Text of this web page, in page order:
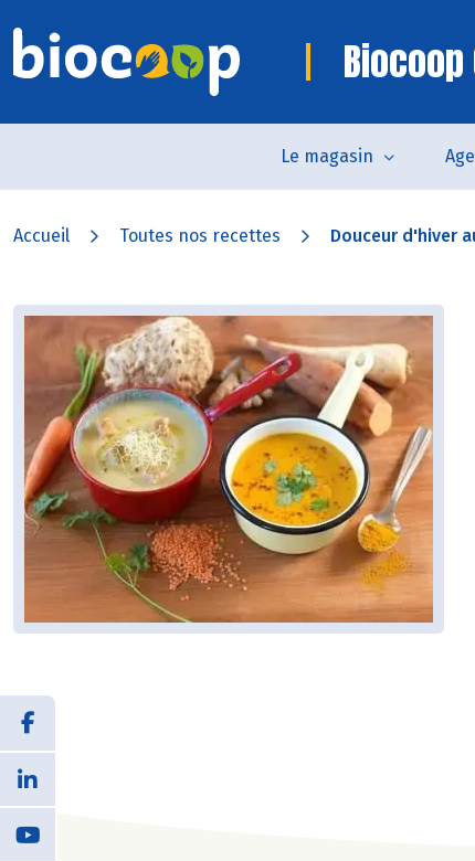
Le magasin
Accueil Toutes nos recettes Douceur d'hiver